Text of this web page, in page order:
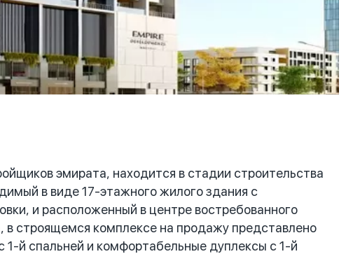
эмирата, находится в стадии строительства
в виде 17-этажного жилого здания с
и расположенный в центре востребованного
строящемся комплексе на продажу представлено
й спальней и комфортабельные дуплексы с 1-й